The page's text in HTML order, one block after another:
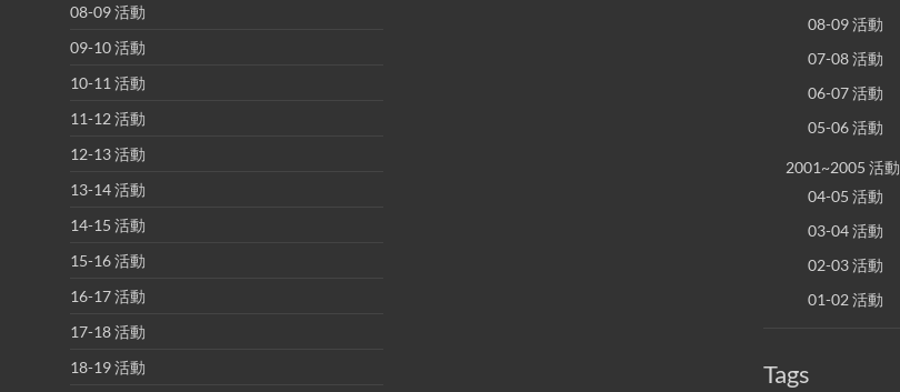
08-09 活動
09-10 活動
10-11 活動
11-12 活動
12-13 活動
13-14 活動
14-15 活動
15-16 活動
16-17 活動
17-18 活動
18-19 活動
08-09 活動
07-08 活動
06-07 活動
05-06 活動
2001~2005 活動
04-05 活動
03-04 活動
02-03 活動
01-02 活動
Tags